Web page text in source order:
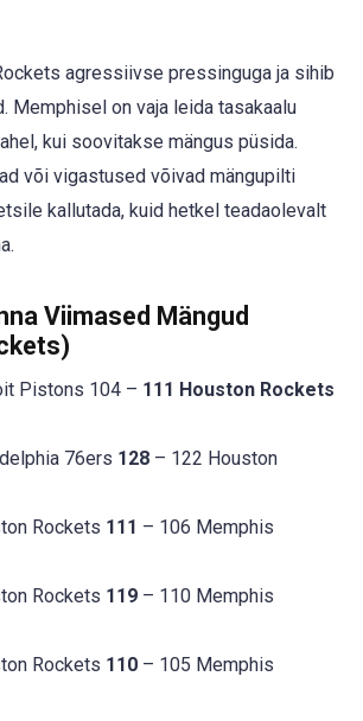
agressiivse pressinguga ja sihib
Memphisel on vaja leida tasakaalu
kui soovitakse mängus püsida.
või vigastused võivad mängupilti
kallutada, kuid hetkel teadaolevalt
Viimased Mängud
Pistons 104 – 111 Houston Rockets
76ers 128 – 122 Houston
Rockets 111 – 106 Memphis
Rockets 119 – 110 Memphis
Rockets 110 – 105 Memphis